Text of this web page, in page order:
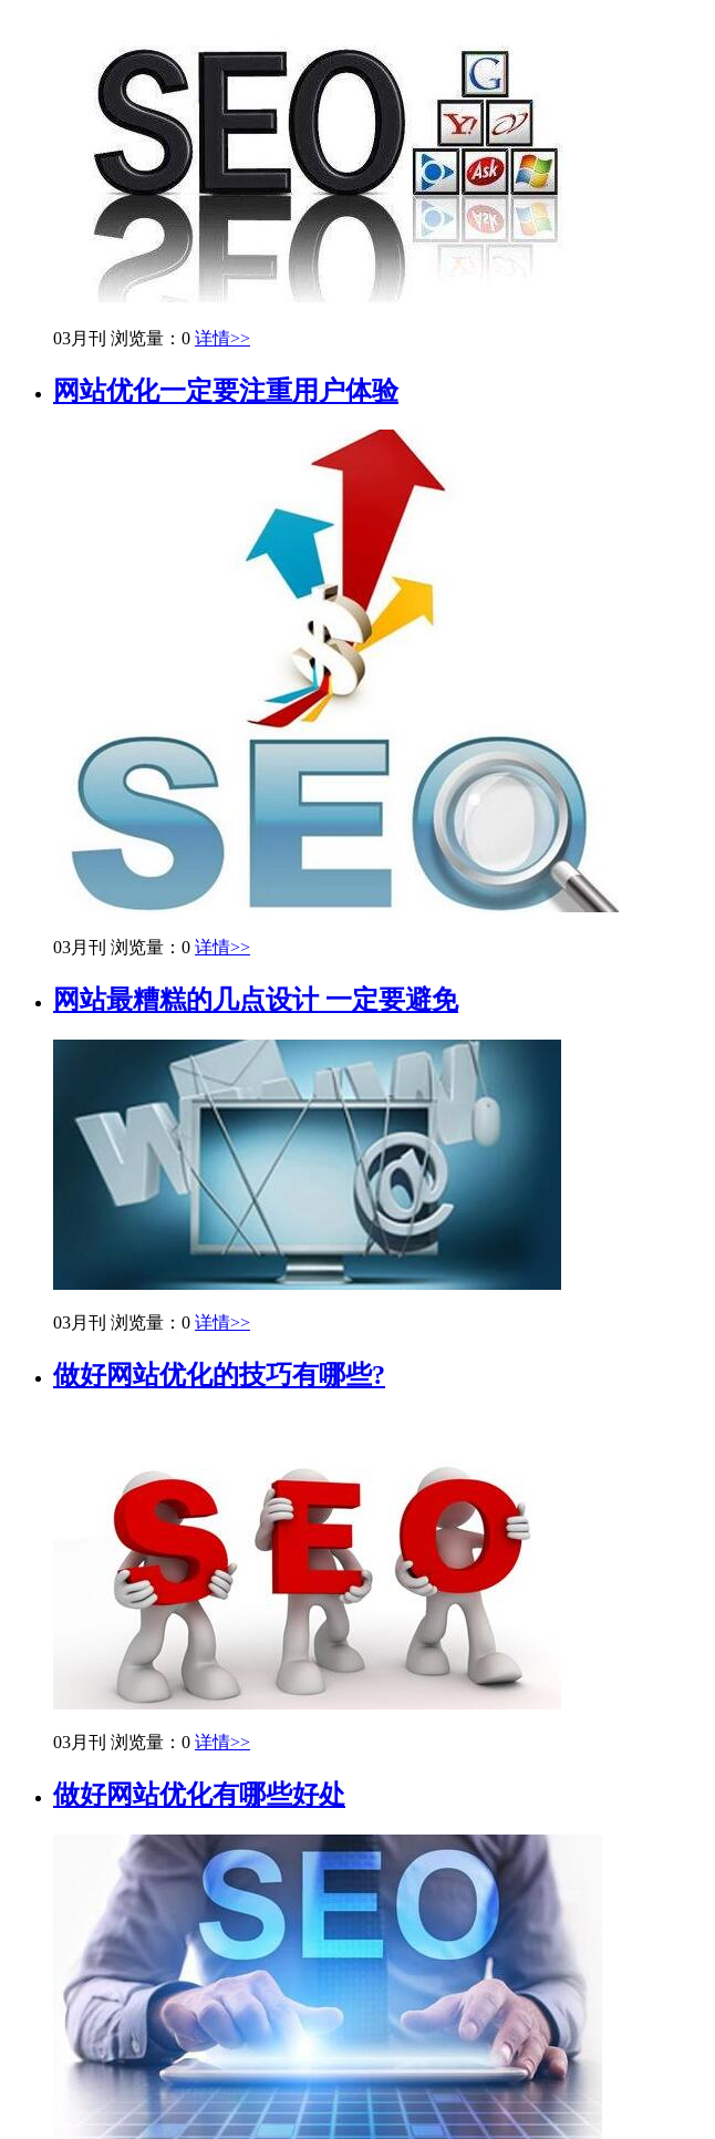
03月刊 浏览量：0 详情>>
网站优化一定要注重用户体验
03月刊 浏览量：0 详情>>
网站最糟糕的几点设计 一定要避免
03月刊 浏览量：0 详情>>
做好网站优化的技巧有哪些?
03月刊 浏览量：0 详情>>
做好网站优化有哪些好处